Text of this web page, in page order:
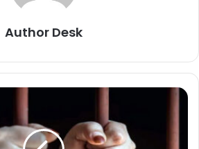
Author Desk